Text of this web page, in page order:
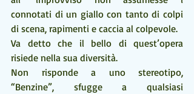
connotati di un giallo con tanto di colpi
di scena, rapimenti e caccia al colpevole.
Va detto che il bello di quest’opera
risiede nella sua diversità.
Non risponde a uno stereotipo,
“Benzine”, sfugge a qualsiasi